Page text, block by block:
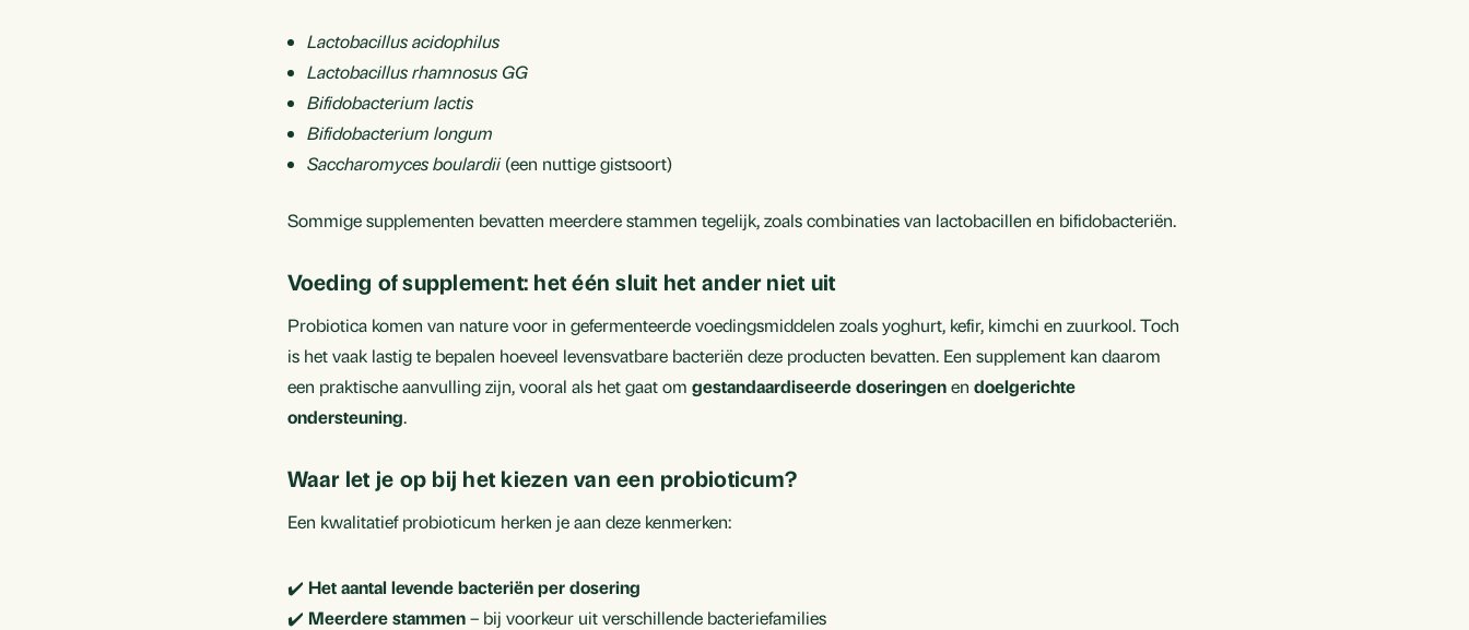
Lactobacillus acidophilus
Lactobacillus rhamnosus GG
Bifidobacterium lactis
Bifidobacterium longum
Saccharomyces boulardii(een nuttige gistsoort)
Sommige supplementen bevatten meerdere stammen tegelijk, zoals combinaties van lactobacillen en bifidobacteriën.
Voeding of supplement: het één sluit het ander niet uit
Probiotica komen van nature voor in gefermenteerde voedingsmiddelen zoals yoghurt, kefir, kimchi en zuurkool. Toch
is het vaak lastig te bepalen hoeveel levensvatbare bacteriën deze producten bevatten. Een supplement kan daarom
een praktische aanvulling zijn, vooral als het gaat om gestandaardiseerde doseringenen doelgerichte
ondersteuning.
Waar let je op bij het kiezen van een probioticum?
Een kwalitatief probioticum herken je aan deze kenmerken:
✔️ Het aantal levende bacteriën per dosering
✔️ Meerdere stammen– bij voorkeur uit verschillende bacteriefamilies